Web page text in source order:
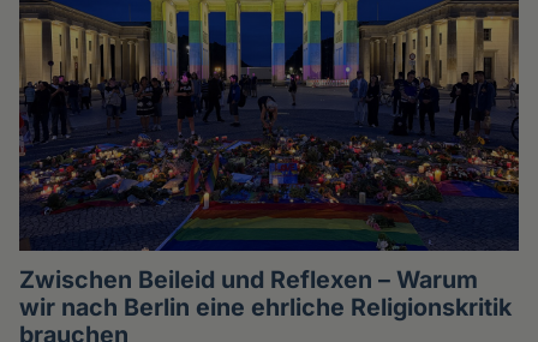
Zwischen Beileid und Reflexen – Warum
wir nach Berlin eine ehrliche Religionskritik
brauchen